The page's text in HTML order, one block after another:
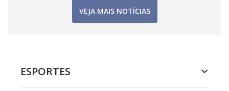
VEJA MAIS NOTÍCIAS
ESPORTES